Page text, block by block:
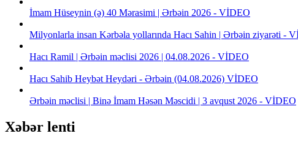
İmam Hüseynin (ə) 40 Mərasimi | Ərbəin 2026 - VİDEO
Milyonlarla insan Kərbəla yollarında Hacı Sahin | Ərbəin ziyarəti -
Hacı Ramil | Ərbəin məclisi 2026 | 04.08.2026 - VİDEO
Hacı Sahib Heybət Heydəri - Ərbəin (04.08.2026) VİDEO
Ərbəin məclisi | Binə İmam Həsən Məscidi | 3 avqust 2026 - VİDEO
Xəbər lenti